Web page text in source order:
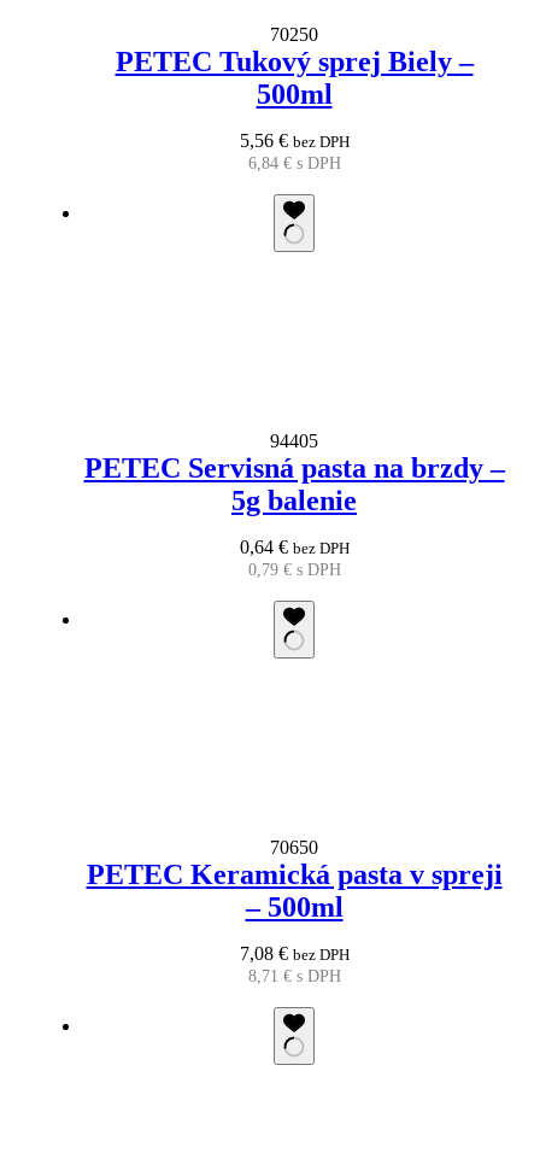
70250
PETEC Tukový sprej Biely –
500ml
5,56 € bez DPH
6,84 €s DPH
94405
PETEC Servisná pasta na brzdy –
5g balenie
0,64 € bez DPH
0,79 €s DPH
70650
PETEC Keramická pasta v spreji
– 500ml
7,08 € bez DPH
8,71 €s DPH